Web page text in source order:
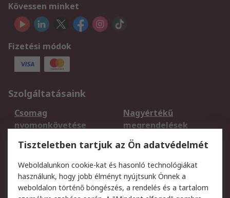
Kövessen minket
Fizetési módok
Szolgáltatásaink
Csomag
nyomonkövetése
Nagyértékű
megrendelések
Regisztráció
Szállítás
Termékvisszaküldés
Szolgáltatások
Jogi
Tiszteletben tartjuk az Ön adatvédelmét
Weboldalunkon cookie-kat és hasonló technológiákat
használunk, hogy jobb élményt nyújtsunk Önnek a
weboldalon történő böngészés, a rendelés és a tartalom